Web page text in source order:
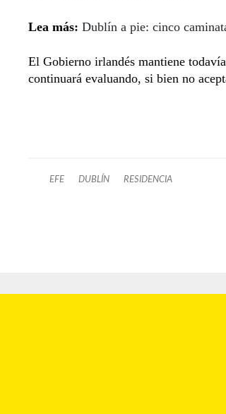
Lea más: Dublín a pie: cinco
El Gobierno irlandés mantiene
continuará evaluando, si bien no
EFE DUBLÍN RESIDENCIA